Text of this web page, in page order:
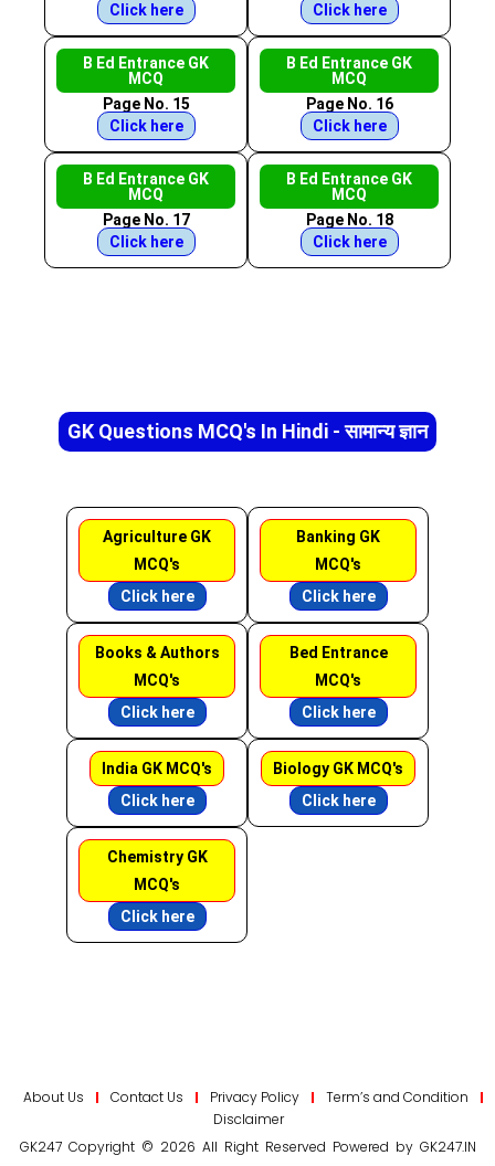
Click here
Click here
B Ed Entrance GK
MCQ
Page No. 15
Click here
B Ed Entrance GK
MCQ
Page No. 16
Click here
B Ed Entrance GK
MCQ
Page No. 17
Click here
B Ed Entrance GK
MCQ
Page No. 18
Click here
GK Questions MCQ's In Hindi - सामान्य ज्ञान
Agriculture GK
MCQ's
Click here
Banking GK
MCQ's
Click here
Books & Authors
MCQ's
Click here
Bed Entrance
MCQ's
Click here
India GK MCQ's
Click here
Biology GK MCQ's
Click here
Chemistry GK
MCQ's
Click here
About Us Contact Us Privacy Policy
Term’s and Condition
Disclaimer
GK247 Copyright © 2026 All Right Reserved Powered by GK247.IN